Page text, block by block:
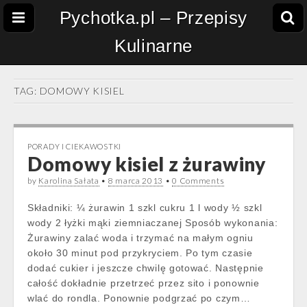
Pychotka.pl – Przepisy
Kulinarne
TAG: DOMOWY KISIEL
PORADY I CIEKAWOSTKI
Domowy kisiel z żurawiny
by Karolina Sałata • 8 marca 2013 •0 Comments
Składniki: ¼ żurawin 1 szkl cukru 1 l wody ½ szkl
wody 2 łyżki mąki ziemniaczanej Sposób wykonania:
Żurawiny zalać woda i trzymać na małym ogniu
około 30 minut pod przykryciem. Po tym czasie
dodać cukier i jeszcze chwilę gotować. Następnie
całość dokładnie przetrzeć przez sito i ponownie
wlać do rondla. Ponownie podgrzać po czym…